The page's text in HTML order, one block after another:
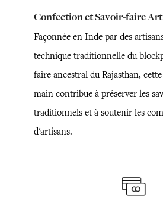
Confection et Savoir-faire
Façonnée en Inde par des
technique traditionnelle du
faire ancestral du Rajasthan,
main contribue à préserver les
traditionnels et à soutenir les
d'artisans.